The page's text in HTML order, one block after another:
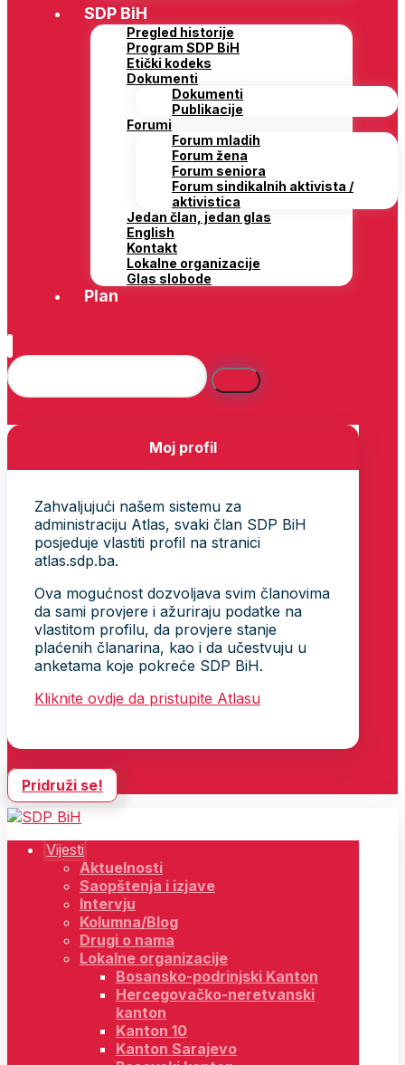
SDP BiH
Pregled historije
Program SDP BiH
Etički kodeks
Dokumenti
Dokumenti
Publikacije
Forumi
Forum mladih
Forum žena
Forum seniora
Forum sindikalnih aktivista /
aktivistica
Jedan član, jedan glas
English
Kontakt
Lokalne organizacije
Glas slobode
Plan
Moj profil
Zahvaljujući našem sistemu za
administraciju Atlas, svaki član SDP BiH
posjeduje vlastiti profil na stranici
atlas.sdp.ba.
Ova mogućnost dozvoljava svim članovima
da sami provjere i ažuriraju podatke na
vlastitom profilu, da provjere stanje
plaćenih članarina, kao i da učestvuju u
anketama koje pokreće SDP BiH.
Kliknite ovdje da pristupite Atlasu
Pridruži se!
Vijesti
Aktuelnosti
Saopštenja i izjave
Intervju
Kolumna/Blog
Drugi o nama
Lokalne organizacije
Bosansko-podrinjski Kanton
Hercegovačko-neretvanski
kanton
Kanton 10
Kanton Sarajevo